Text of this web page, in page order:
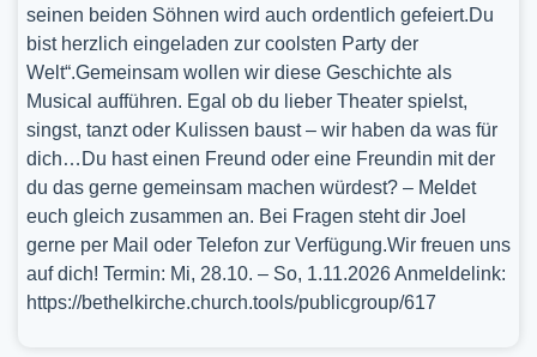
seinen beiden Söhnen wird auch ordentlich gefeiert.Du
bist herzlich eingeladen zur coolsten Party der
Welt“.Gemeinsam wollen wir diese Geschichte als
Musical aufführen. Egal ob du lieber Theater spielst,
singst, tanzt oder Kulissen baust – wir haben da was für
dich…Du hast einen Freund oder eine Freundin mit der
du das gerne gemeinsam machen würdest? – Meldet
euch gleich zusammen an. Bei Fragen steht dir Joel
gerne per Mail oder Telefon zur Verfügung.Wir freuen uns
auf dich! Termin: Mi, 28.10. – So, 1.11.2026 Anmeldelink:
https://bethelkirche.church.tools/publicgroup/617